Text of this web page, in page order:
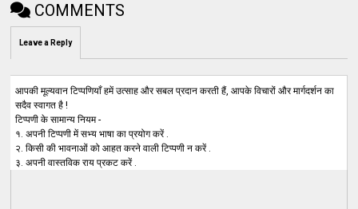
COMMENTS
Leave a Reply
आपकी मूल्यवान टिप्पणियाँ हमें उत्साह और सबल प्रदान करती हैं, आपके विचारों और मार्गदर्शन का
सदैव स्वागत है !
टिप्पणी के सामान्य नियम -
१. अपनी टिप्पणी में सभ्य भाषा का प्रयोग करें .
२. किसी की भावनाओं को आहत करने वाली टिप्पणी न करें .
३. अपनी वास्तविक राय प्रकट करें .